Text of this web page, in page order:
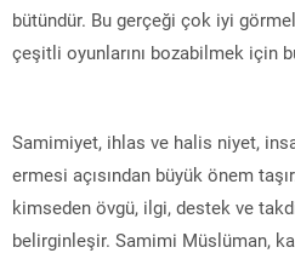
bütündür. Bu gerçeği çok iyi
çeşitli oyunlarını bozabilmek için
Samimiyet, ihlas ve halis niyet,
ermesi açısından büyük önem
kimseden övgü, ilgi, destek ve
belirginleşir. Samimi Müslüman,